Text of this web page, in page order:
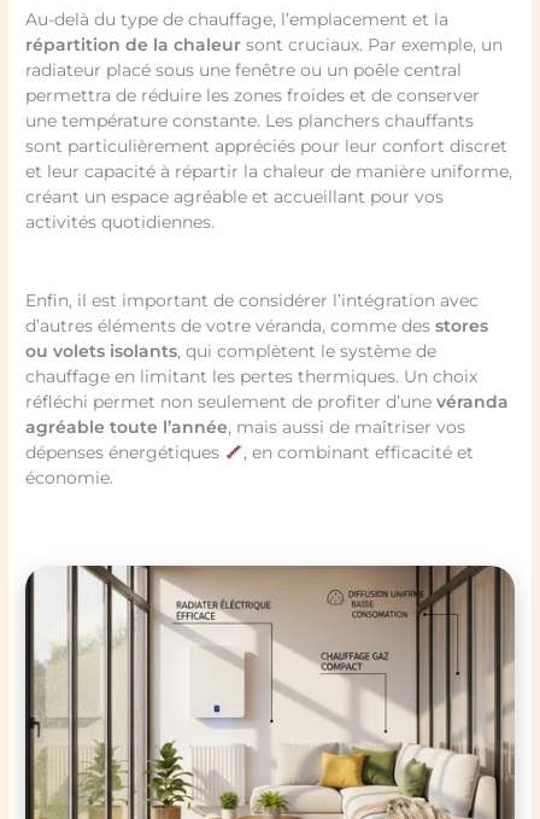
Au-delà du type de chauffage, l’emplacement et la
répartition de la chaleur sont cruciaux. Par exemple, un
radiateur placé sous une fenêtre ou un poêle central
permettra de réduire les zones froides et de conserver
une température constante. Les planchers chauffants
sont particulièrement appréciés pour leur confort discret
et leur capacité à répartir la chaleur de manière uniforme,
créant un espace agréable et accueillant pour vos
activités quotidiennes.
Enfin, il est important de considérer l’intégration avec
d’autres éléments de votre véranda, comme desstores
ou volets isolants, qui complètent le système de
chauffage en limitant les pertes thermiques. Un choix
réfléchi permet non seulement de profiter d’unevéranda
agréable toute l’année, mais aussi de maîtriser vos
dépenses énergétiques
, en combinant efficacité et
économie.